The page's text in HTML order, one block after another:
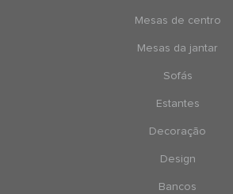
Mesas de centro
Mesas da jantar
Sofás
Estantes
Decoração
Design
Bancos